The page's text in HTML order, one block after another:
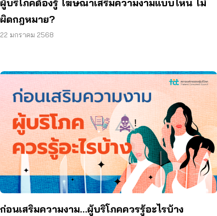
ผู้บริโภคต้องรู้ โฆษณาเสริมความงามแบบไหน ไม่
ผิดกฎหมาย?
22 มกราคม 2568
ก่อนเสริมความงาม…ผู้บริโภคควรรู้อะไรบ้าง